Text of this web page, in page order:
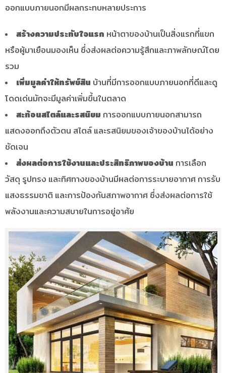
ออกแบบภายนอกมีผลกระทบหลายประการ
สร้างความประทับใจแรก หน้าตาของบ้านเป็นสิ่งแรกที่แขก
หรือผู้มาเยือนมองเห็น ซึ่งส่งผลต่อความรู้สึกและภาพลักษณ์โดย
รวม
เพิ่มมูลค่าให้ทรัพย์สิน บ้านที่มีการออกแบบภายนอกที่ดีและดู
โดดเด่นมักจะมีมูลค่าเพิ่มขึ้นในตลาด
สะท้อนสไตล์และรสนิยม การออกแบบภายนอกสามารถ
แสดงออกถึงตัวตน สไตล์ และรสนิยมของเจ้าของบ้านได้อย่าง
ชัดเจน
ส่งผลต่อการใช้งานและประสิทธิภาพของบ้าน การเลือก
วัสดุ รูปทรง และทิศทางของบ้านมีผลต่อการระบายอากาศ การรับ
แสงธรรมชาติ และการป้องกันสภาพอากาศ ซึ่งส่งผลต่อการใช้
พลังงานและความสบายในการอยู่อาศัย